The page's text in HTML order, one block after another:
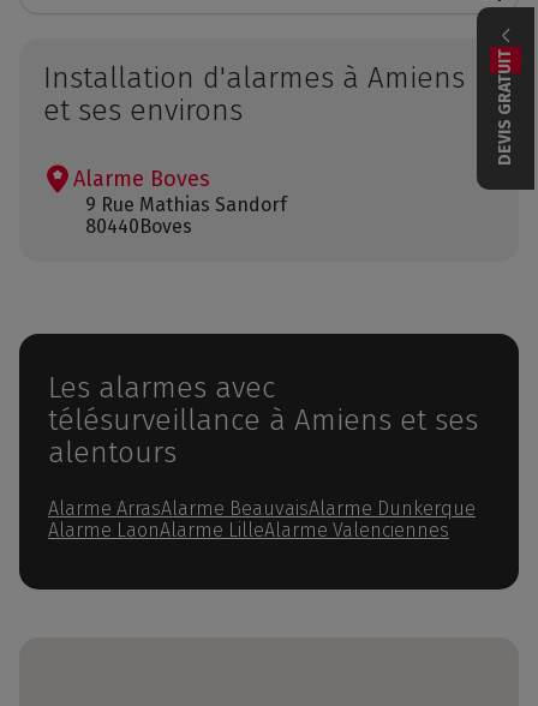
DEVIS GRATUIT
Installation d'alarmes à Amiens
et ses environs
Alarme Boves
9 Rue Mathias Sandorf
80440Boves
Les alarmes avec
télésurveillance à Amiens et ses
alentours
Alarme ArrasAlarme BeauvaisAlarme Dunkerque
Alarme LaonAlarme LilleAlarme Valenciennes